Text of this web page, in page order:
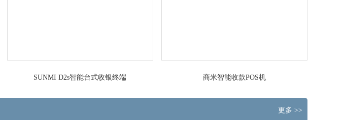
SUNMI D2s智能台式收银终端 商米智能收款POS机
更多 >>